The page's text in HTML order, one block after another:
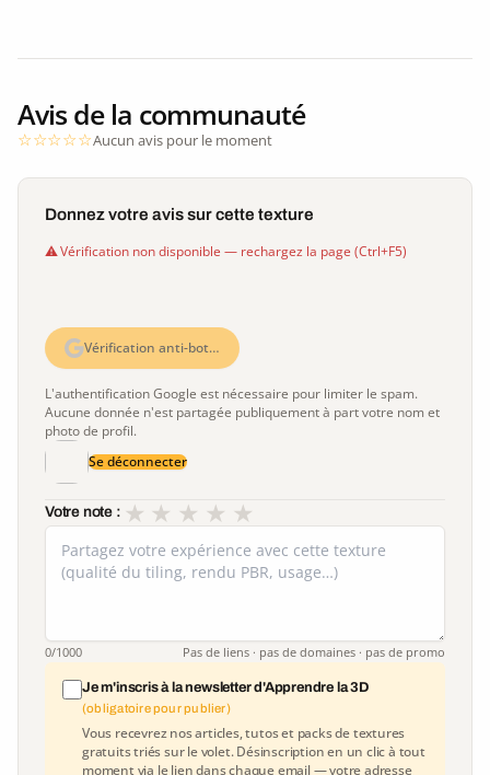
Avis de la communauté
Aucun avis pour le moment
Donnez votre avis sur cette texture
Vérification non disponible — rechargez la page (Ctrl+F5)
Vérification anti-bot…
L'authentification Google est nécessaire pour limiter le spam.
Aucune donnée n'est partagée publiquement à part votre nom et
photo de profil.
Se déconnecter
Votre note : ★
★
★
★
★
0/1000 Pas de liens · pas de domaines · pas de promo
Je m'inscris à la newsletter d'Apprendre la 3D
(obligatoire pour publier)
Vous recevrez nos articles, tutos et packs de textures
gratuits triés sur le volet. Désinscription en un clic à tout
moment via le lien dans chaque email — votre adresse